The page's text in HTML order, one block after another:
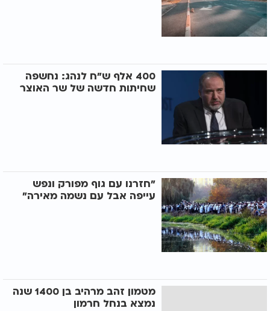
400 אלף ש"ח לנהג: נחשפה
שחיתות חדשה של שר האוצר
"חזרנו עם גוף מפורק ונפש
עייפה אבל עם נשמה מאירה"
מטמון זהב מרהיב בן 1400 שנה
נמצא בנחל חרמון